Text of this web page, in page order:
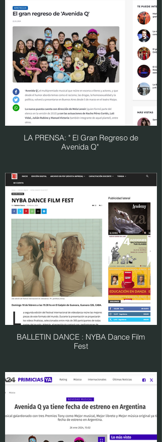
LA PRENSA: " El Gran Regreso de
Avenida Q"
BALLETIN DANCE : NYBA Dance Film
Fest